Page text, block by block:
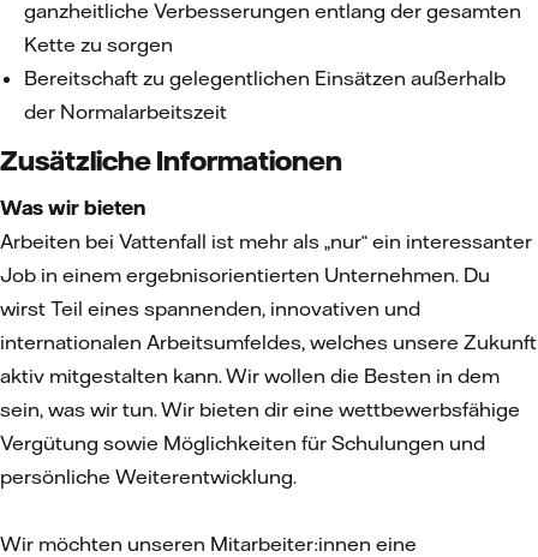
ganzheitliche Verbesserungen entlang der gesamten
Kette zu sorgen
Bereitschaft zu gelegentlichen Einsätzen außerhalb
der Normalarbeitszeit
Zusätzliche Informationen
Was wir bieten
Arbeiten bei Vattenfall ist mehr als „nur“ ein interessanter
Job in einem ergebnisorientierten Unternehmen. Du
wirst Teil eines spannenden, innovativen und
internationalen Arbeitsumfeldes, welches unsere Zukunft
aktiv mitgestalten kann. Wir wollen die Besten in dem
sein, was wir tun. Wir bieten dir eine wettbewerbsfähige
Vergütung sowie Möglichkeiten für Schulungen und
persönliche Weiterentwicklung.
Wir möchten unseren Mitarbeiter:innen eine